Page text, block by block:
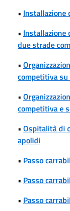
• Installazione
• Installazione
due strade
•
competitiva
•
competitiva e
• Ospitalità di
apolidi
• Passo
• Passo
• Passo